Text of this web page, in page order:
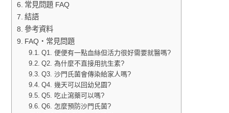
常見問題 FAQ
結語
參考資料
FAQ・常見問題
Q1. 便便有一點血絲但活力很好需要就醫嗎?
Q2. 為什麼不直接用抗生素?
Q3. 沙門氏菌會傳染給家人嗎?
Q4. 幾天可以回幼兒園?
Q5. 吃止瀉藥可以嗎?
Q6. 怎麼預防沙門氏菌?